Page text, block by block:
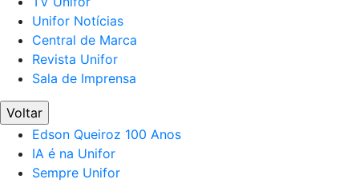
Unifor Notícias
Central de Marca
Revista Unifor
Sala de Imprensa
Voltar
Edson Queiroz 100 Anos
IA é na Unifor
Sempre Unifor